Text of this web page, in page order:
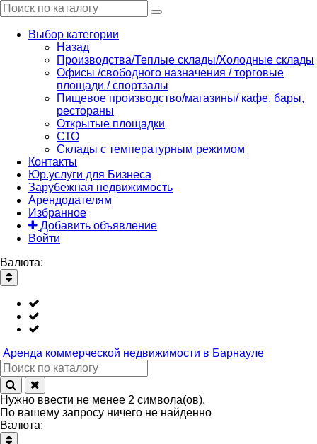
Выбор категории
Назад
Производства/Теплые склады/Холодные склады
Офисы /свободного назначения / торговые
площади / спортзалы
Пищевое производство/магазины/ кафе, бары,
рестораны
Открытые площадки
СТО
Склады с температурным режимом
Контакты
Юр.услуги для Бизнеса
Зарубежная недвижимость
Арендодателям
Избранное
Добавить объявление
Войти
Валюта:
Аренда коммерческой недвижимости в Барнауле
Нужно ввести не менее 2 символа(ов).
По вашему запросу ничего не найденно
Валюта: